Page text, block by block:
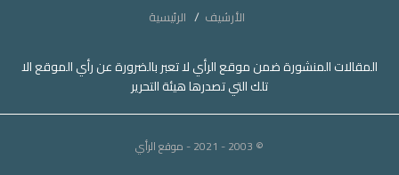
الأرشيف الرئيسية
المقالات المنشورة ضمن موقع الرأي لا تعبر بالضرورة عن رأي الموقع الا
تلك التي تصدرها هيئة التحرير
© 2003 - 2021 - موقع الرأي